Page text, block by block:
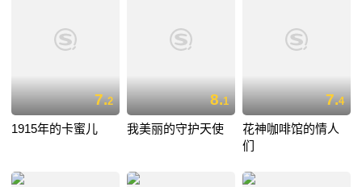
7.2
1915年的卡蜜儿
8.1
我美丽的守护天使
7.4
花神咖啡馆的情人
们